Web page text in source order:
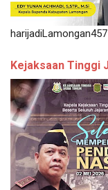
harijadiLamongan457
Kejaksaan Tinggi